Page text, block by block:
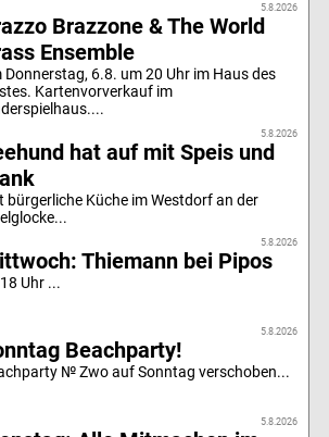
5.8.2026
Brazzone & The World
Ensemble
Donnerstag, 6.8. um 20 Uhr im Haus des
Kartenvorverkauf im
5.8.2026
hat auf mit Speis und
bürgerliche Küche im Westdorf an der
5.8.2026
Thiemann bei Pipos
Uhr ...
5.8.2026
Beachparty!
№ Zwo auf Sonntag verschoben...
5.8.2026